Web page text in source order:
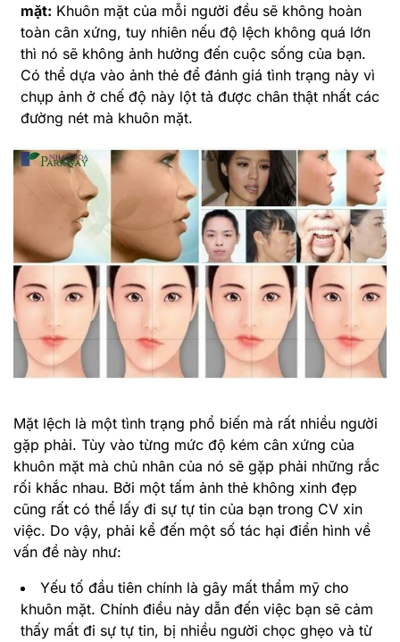
mặt: Khuôn mặt của mỗi người đều sẽ không hoàn
toàn cân xứng, tuy nhiên nếu độ lệch không quá lớn
thì nó sẽ không ảnh hưởng đến cuộc sống của bạn.
Có thể dựa vào ảnh thẻ để đánh giá tình trạng này vì
chụp ảnh ở chế độ này lột tả được chân thật nhất các
đường nét mà khuôn mặt.
Mặt lệch là một tình trạng phổ biến mà rất nhiều người
gặp phải. Tùy vào từng mức độ kém cân xứng của
khuôn mặt mà chủ nhân của nó sẽ gặp phải những rắc
rối khắc nhau. Bởi một tấm ảnh thẻ không xinh đẹp
cũng rất có thể lấy đi sự tự tin của bạn trong CV xin
việc. Do vậy, phải kể đến một số tác hại điển hình về
vấn đề này như:
Yếu tố đầu tiên chính là gây mất thẩm mỹ cho
khuôn mặt. Chính điều này dẫn đến việc bạn sẽ cảm
thấy mất đi sự tự tin, bị nhiều người chọc ghẹo và từ